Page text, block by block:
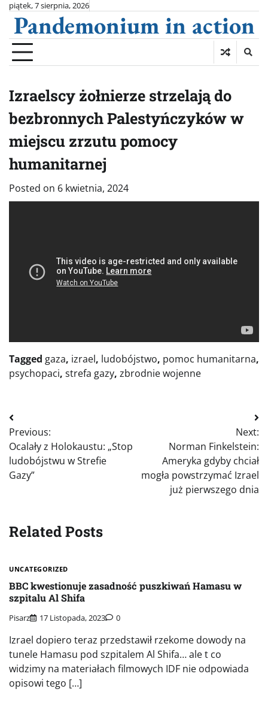
Skip
content
piątek, 7 sierpnia, 2026
Pandemonium in action
Izraelscy żołnierze strzelają do
bezbronnych Palestyńczyków w
miejscu zrzutu pomocy
humanitarnej
Posted on 6 kwietnia, 2024
Tagged gaza, izrael, ludobójstwo, pomoc humanitarna,
psychopaci, strefa gazy, zbrodnie wojenne
Nawigacja
wpisu
Previous:
Ocalały z Holokaustu: „Stop
ludobójstwu w Strefie
Gazy”
Next:
Norman Finkelstein:
Ameryka gdyby chciał
mogła powstrzymać Izrael
już pierwszego dnia
Related Posts
UNCATEGORIZED
BBC kwestionuje zasadność puszkiwań Hamasu w
szpitalu Al Shifa
Pisarz 17 Listopada, 2023 0
Izrael dopiero teraz przedstawił rzekome dowody na
tunele Hamasu pod szpitalem Al Shifa… ale t co
widzimy na materiałach filmowych IDF nie odpowiada
opisowi tego […]